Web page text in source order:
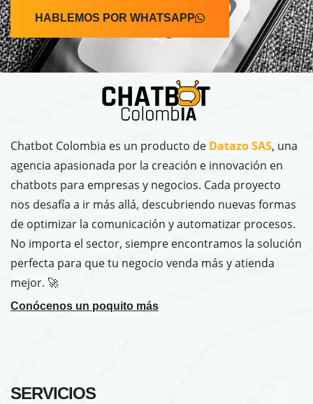
HABLEMOS POR WHATSAPP
Chatbot Colombia es un producto de Datazo SAS, una
agencia apasionada por la creación e innovación en
chatbots para empresas y negocios. Cada proyecto
nos desafía a ir más allá, descubriendo nuevas formas
de optimizar la comunicación y automatizar procesos.
No importa el sector, siempre encontramos la solución
perfecta para que tu negocio venda más y atienda
mejor. 🚀
Conócenos un poquito más
SERVICIOS